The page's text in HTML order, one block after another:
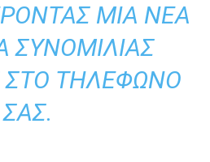
ΜΙΑ ΝΈΑ
ΣΥΝΟΜΙΛΊΑΣ
ΣΤΟ ΤΗΛΈΦΩΝΌ
ΣΑΣ.